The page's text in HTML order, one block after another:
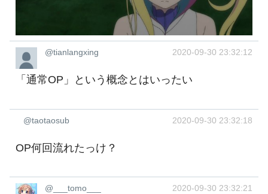
@tianlangxing 2020-09-30 23:32:12
「通常OP」という概念とはいったい
@taotaosub 2020-09-30 23:32:18
OP何回流れたっけ？
@___tomo___ 2020-09-30 23:32:21